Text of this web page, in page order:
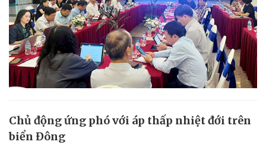
Chủ động ứng phó với áp thấp nhiệt đới trên
biển Đông